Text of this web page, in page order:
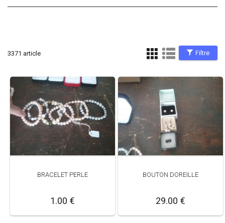
Filtre
3371 article
BRACELET PERLE
1.00 €
BOUTON DOREILLE
29.00 €